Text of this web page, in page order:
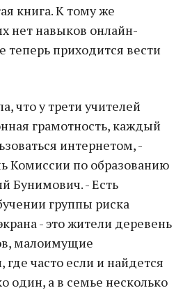
книга. К тому же
нет навыков онлайн-
теперь приходится вести
что у трети учителей
грамотность, каждый
интернетом, -
Комиссии по образованию
Бунимович. - Есть
группы риска
- это жители деревень
малоимущие
часто если и найдется
один, а в семье несколько